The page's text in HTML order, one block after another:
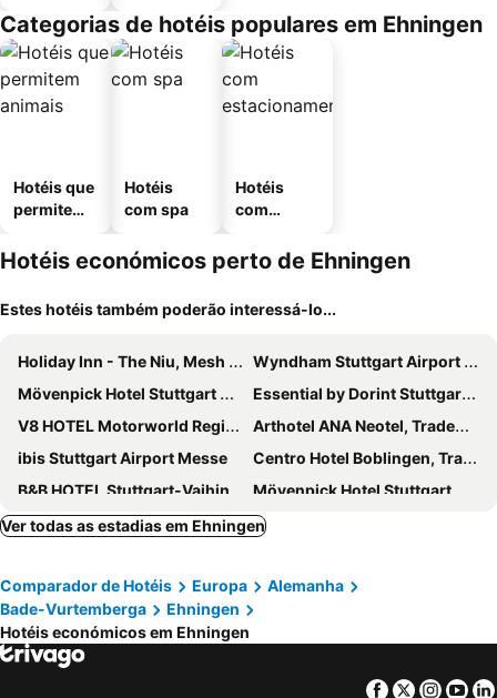
Categorias de hotéis populares em Ehningen
Hotéis que
permitem
Hotéis
com spa
Hotéis
com
mento
Hotéis económicos perto de Ehningen
Estes hotéis também poderão interessá-lo...
Holiday Inn - The Niu, Mesh Stuttgart Messe By Ihg
Wyndham Stuttgart Airport Messe
Mövenpick Hotel Stuttgart Airport
Essential by Dorint Stuttgart-Airport
V8 HOTEL Motorworld Region Stuttgart
Arthotel ANA Neotel, Trademark Collection by Wyndham
ibis Stuttgart Airport Messe
Centro Hotel Boblingen, Trademark Collection by Wyndham
B&B HOTEL Stuttgart-Vaihingen
Mövenpick Hotel Stuttgart Messe & Congress
The Rilano Boblingen
elaya hotel stuttgart boeblingen
PLAZA INN Stuttgart Airport Messe
Residenzhotel Stuttgart Airport, Sure Hotel Collection by Best Western
Vienna House Easy by Wyndham Stuttgart
Premier Inn Stuttgart Airport
Rioca Stuttgart Posto 6
Ver todas as estadias em Ehningen
Comparador de Hotéis Europa
Alemanha
Bade-Vurtemberga
Ehningen
Hotéis económicos em Ehningen
Facebook
Twitter